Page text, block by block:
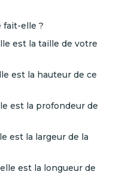
fait-elle ?
est la taille de votre
est la hauteur de ce
est la profondeur de
est la largeur de la
est la longueur de